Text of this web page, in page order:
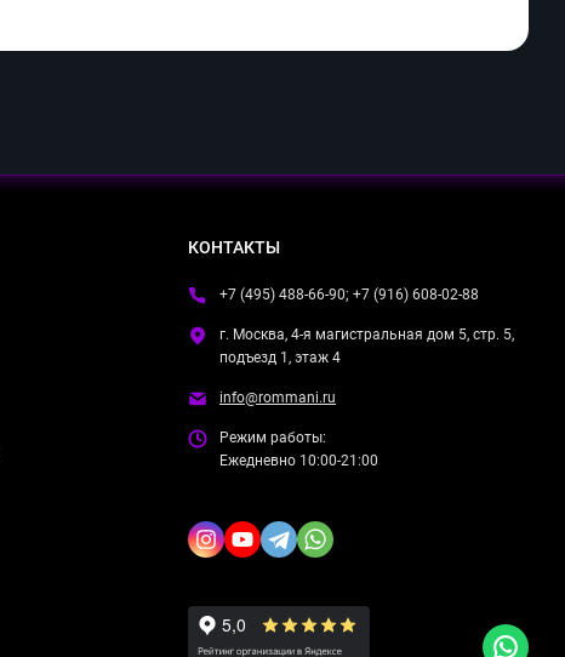
КОНТАКТЫ
+7 (495) 488-66-90; +7 (916) 608-02-88
г. Москва, 4-я магистральная дом 5, стр. 5,
подъезд 1, этаж 4
info@rommani.ru
Режим работы:
Ежедневно 10:00-21:00